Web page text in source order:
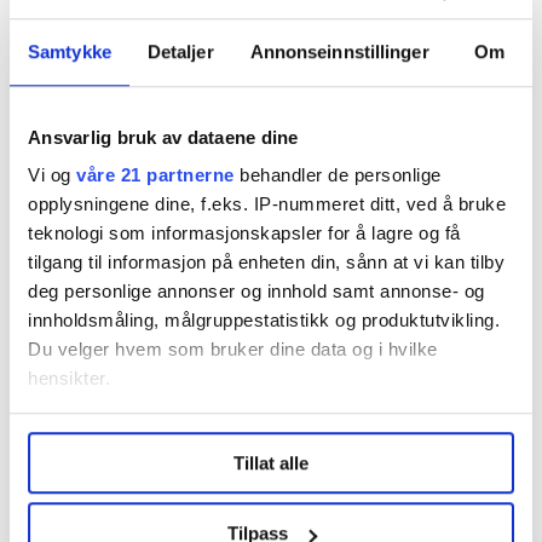
Samtykke Detaljer Annonseinnstillinger Om
Ansvarlig bruk av dataene dine
Vi og våre 21 partnerne behandler de personlige
opplysningene dine, f.eks. IP-nummeret ditt, ved å bruke
teknologi som informasjonskapsler for å lagre og få
tilgang til informasjon på enheten din, sånn at vi kan tilby
deg personlige annonser og innhold samt annonse- og
innholdsmåling, målgruppestatistikk og produktutvikling.
Du velger hvem som bruker dine data og i hvilke
hensikter.
Undermer infokan du lese om hvordan dine personlige
data behandles og hvordan du kan velge hvordan de skal
brukes. Du kan hele tiden endre eller trekke tilbake ditt
samtykke fra erklæringen om informasjonskapsler.
Tillat alle
Tilpass
at barn i fosterhjem og institusjoner får oppfølgingen
de trenger for å kunne leve gode liv? Hvordan sikrer vi
at foreldre og fosterforeldre får oppfølgingen de
Hvordan styrker vi familiene med tidlig innsats og
forebygger omsorgsovertakelser, og hvordan sikrer vi
at ansatte i tjenestene har verktøyene, kunnskapen og
tryggheten de trenger for å lykkes?
Og hvordan kan vi sammen kan bidra til at nemndene
og domstolene våre har riktige verktøy for å skille
omsorgssvikt fra skolevegring, mobbing, nevrologiske
utfordringer, fysiske utfordringer, psykiske
utfordringer osv.? Vi må snakke sammen, snakke
hverandre gode og bli kjent med hverandre. Bare på
den måten kan vi sørge for at barna våre vokser opp til
gode trygge voksne mennesker!